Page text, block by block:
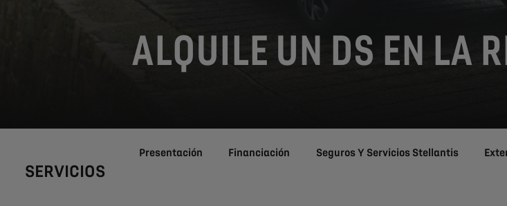
ALQUILE UN DS EN LA
SERVICIOS
Presentación Financiación Seguros Y Servicios Stellantis